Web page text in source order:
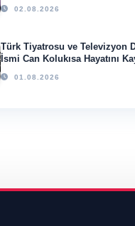
02.08.2026
Türk Tiyatrosu ve Televizyon
İsmi Can Kolukısa Hayatını
01.08.2026